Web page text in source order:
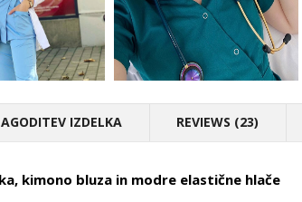
IZDELKA REVIEWS (23)
kimono bluza in modre elastične hlače